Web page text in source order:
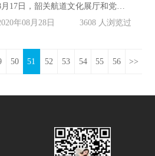
8月17日，韶关航道文化展厅和党员活动室正式投入使用，这标志着韶关航道精心打造党建引领航道文化融合式创新发展得到进一步彰显。
年08月28日
3608 人浏览过
50 51 52 53 54 55 56 >>